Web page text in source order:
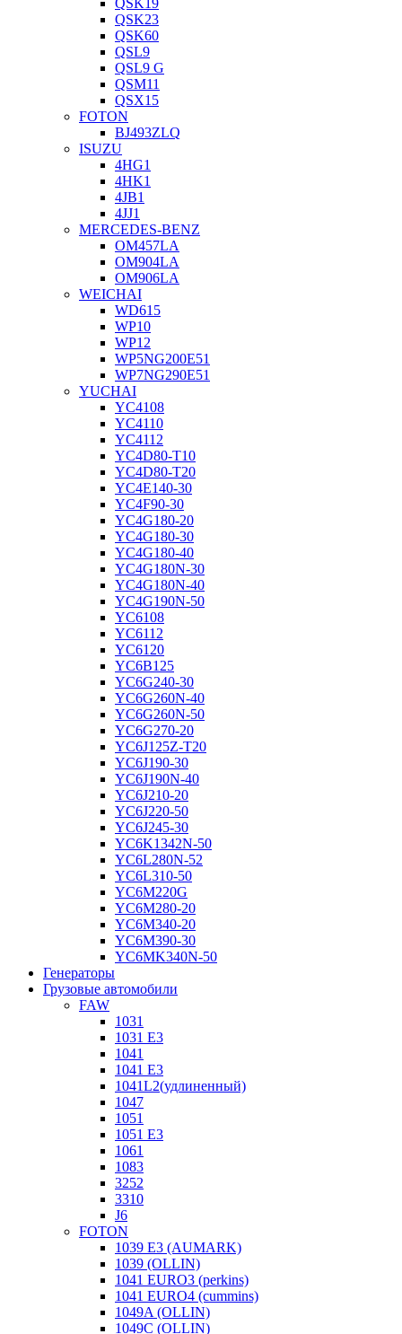
QSK19
QSK23
QSK60
QSL9
QSL9 G
QSM11
QSX15
FOTON
BJ493ZLQ
ISUZU
4HG1
4HK1
4JB1
4JJ1
MERCEDES-BENZ
OM457LA
OM904LA
OM906LA
WEICHAI
WD615
WP10
WP12
WP5NG200E51
WP7NG290E51
YUCHAI
YC4108
YC4110
YC4112
YC4D80-T10
YC4D80-T20
YC4E140-30
YC4F90-30
YC4G180-20
YC4G180-30
YC4G180-40
YC4G180N-30
YC4G180N-40
YC4G190N-50
YC6108
YC6112
YC6120
YC6B125
YC6G240-30
YC6G260N-40
YC6G260N-50
YC6G270-20
YC6J125Z-T20
YC6J190-30
YC6J190N-40
YC6J210-20
YC6J220-50
YC6J245-30
YC6K1342N-50
YC6L280N-52
YC6L310-50
YC6M220G
YC6M280-20
YC6M340-20
YC6M390-30
YC6MK340N-50
Генераторы
Грузовые автомобили
FAW
1031
1031 E3
1041
1041 E3
1041L2(удлиненный)
1047
1051
1051 E3
1061
1083
3252
3310
J6
FOTON
1039 E3 (AUMARK)
1039 (OLLIN)
1041 EURO3 (perkins)
1041 EURO4 (cummins)
1049A (OLLIN)
1049C (OLLIN)